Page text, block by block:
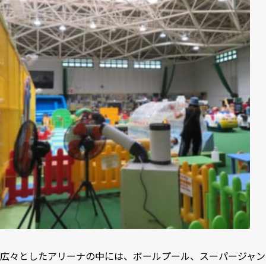
広々としたアリーナの中には、ボールプール、スーパージャン